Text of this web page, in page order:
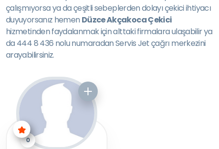
çalışmıyorsa ya da çeşitli sebeplerden dolayı çekici ihtiyacı
duyuyorsanız hemen Düzce Akçakoca Çekici
hizmetinden faydalanmak için alttaki firmalara ulaşabilir ya
da 444 8 436 nolu numaradan Servis Jet çağrı merkezini
arayabilirsiniz.
0